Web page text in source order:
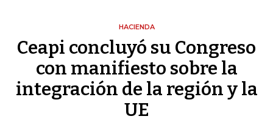
HACIENDA
Ceapi concluyó su Congreso
con manifiesto sobre la
integración de la región y la
UE